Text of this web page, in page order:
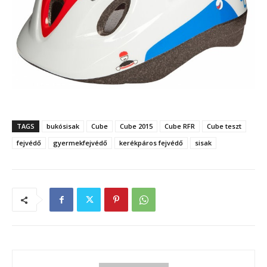
TAGS bukósisak Cube Cube 2015 Cube RFR
Cube teszt
fejvédő
gyermekfejvédő kerékpáros fejvédő sisak